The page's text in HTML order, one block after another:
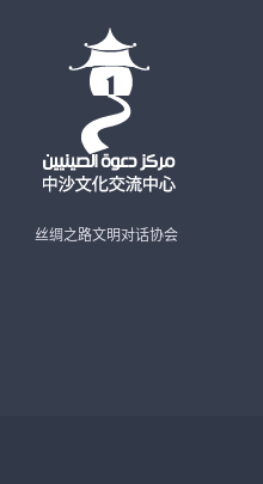
丝绸之路文明对话协会